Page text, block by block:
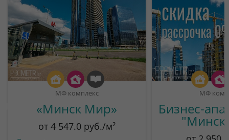
МФ комплекс
«Минск Мир»
от 4 547.0 руб./м²
МФ
Бизнес-